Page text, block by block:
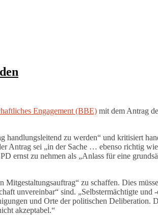
Engagement (BBE) mit dem Antrag
handlungsleitend zu werden“ und kritisiert
Antrag sei „in der Sache … ebenso richtig
ernst zu nehmen als „Anlass für eine
zu schaffen. Dies
unvereinbar“ sind. „Selbstermächtigte
und Orte der politischen Deliberation.
akzeptabel.“